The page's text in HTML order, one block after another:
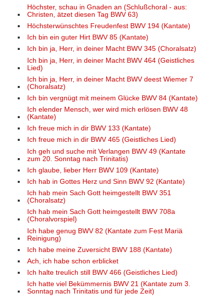
Höchster, schau in Gnaden an (Schlußchoral - aus:
Christen, ätzet diesen Tag BWV 63)
Höchsterwünschtes Freudenfest BWV 194 (Kantate)
Ich bin ein guter Hirt BWV 85 (Kantate)
Ich bin ja, Herr, in deiner Macht BWV 345 (Choralsatz)
Ich bin ja, Herr, in deiner Macht BWV 464 (Geistliches
Lied)
Ich bin ja, Herr, in deiner Macht BWV deest Wiemer 7
(Choralsatz)
Ich bin vergnügt mit meinem Glücke BWV 84 (Kantate)
Ich elender Mensch, wer wird mich erlösen BWV 48
(Kantate)
Ich freue mich in dir BWV 133 (Kantate)
Ich freue mich in dir BWV 465 (Geistliches Lied)
Ich geh und suche mit Verlangen BWV 49 (Kantate
zum 20. Sonntag nach Trinitatis)
Ich glaube, lieber Herr BWV 109 (Kantate)
Ich hab in Gottes Herz und Sinn BWV 92 (Kantate)
Ich hab mein Sach Gott heimgestellt BWV 351
(Choralsatz)
Ich hab mein Sach Gott heimgestellt BWV 708a
(Choralvorspiel)
Ich habe genug BWV 82 (Kantate zum Fest Mariä
Reinigung)
Ich habe meine Zuversicht BWV 188 (Kantate)
Ach, ich habe schon erblicket
Ich halte treulich still BWV 466 (Geistliches Lied)
Ich hatte viel Bekümmernis BWV 21 (Kantate zum 3.
Sonntag nach Trinitatis und für jede Zeit)